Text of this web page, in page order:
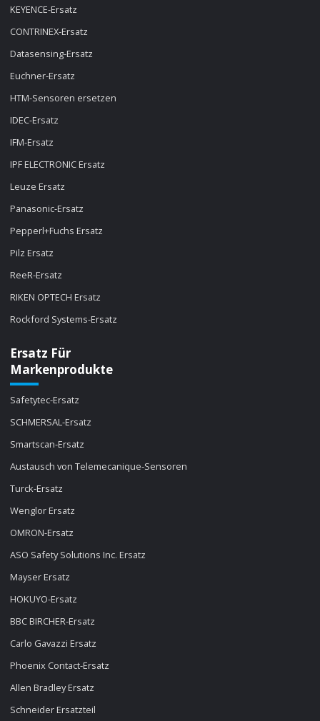
KEYENCE-Ersatz
CONTRINEX-Ersatz
Datasensing-Ersatz
Euchner-Ersatz
HTM-Sensoren ersetzen
IDEC-Ersatz
IFM-Ersatz
IPF ELECTRONIC Ersatz
Leuze Ersatz
Panasonic-Ersatz
Pepperl+Fuchs Ersatz
Pilz Ersatz
ReeR-Ersatz
RIKEN OPTECH Ersatz
Rockford Systems-Ersatz
Ersatz Für
Markenprodukte
Safetytec-Ersatz
SCHMERSAL-Ersatz
Smartscan-Ersatz
Austausch von Telemecanique-Sensoren
Turck-Ersatz
Wenglor Ersatz
OMRON-Ersatz
ASO Safety Solutions Inc. Ersatz
Mayser Ersatz
HOKUYO-Ersatz
BBC BIRCHER-Ersatz
Carlo Gavazzi Ersatz
Phoenix Contact-Ersatz
Allen Bradley Ersatz
Schneider Ersatzteil